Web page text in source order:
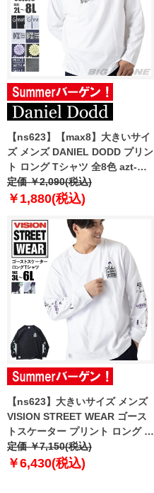
【ns623】【max8】大きいサイ
ズ メンズ DANIEL DODD プリン
ト ロング Tシャツ 全8色 azt-
2504pt2 【t2502】
定価 ￥2,090(税込)
￥1,880(税込)
【ns623】大きいサイズ メンズ
VISION STREET WEAR ゴース
トスケーター プリント ロング T
シャツ 5705700 【t2502】
定価 ￥7,150(税込)
￥6,430(税込)